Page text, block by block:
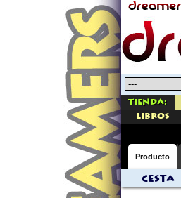
Tienda:
libros
Producto
Cesta